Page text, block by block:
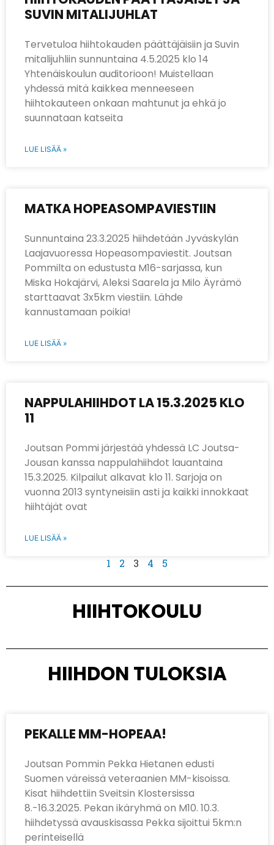
SUVIN MITALIJUHLAT
Tervetuloa hiihtokauden päättäjäisiin ja Suvin
mitalijuhliin sunnuntaina 4.5.2025 klo 14
Yhtenäiskoulun auditorioon! Muistellaan
yhdessä mitä kaikkea menneeseen
hiihtokauteen onkaan mahtunut ja ehkä jo
suunnataan katseita
LUE LISÄÄ »
MATKA HOPEASOMPAVIESTIIN
Sunnuntaina 23.3.2025 hiihdetään Jyväskylän
Laajavuoressa Hopeasompaviestit. Joutsan
Pommilta on edustusta M16-sarjassa, kun
Miska Hokajärvi, Aleksi Saarela ja Milo Äyrämö
starttaavat 3x5km viestiin. Lähde
kannustamaan poikia!
LUE LISÄÄ »
NAPPULAHIIHDOT LA 15.3.2025 KLO
11
Joutsan Pommi järjestää yhdessä LC Joutsa-
Jousan kanssa nappulahiihdot lauantaina
15.3.2025. Kilpailut alkavat klo 11. Sarjoja on
vuonna 2013 syntyneisiin asti ja kaikki innokkaat
hiihtäjät ovat
LUE LISÄÄ »
1 2 3 4 5
HIIHTOKOULU
HIIHDON TULOKSIA
PEKALLE MM-HOPEAA!
Joutsan Pommin Pekka Hietanen edusti
Suomen väreissä veteraanien MM-kisoissa.
Kisat hiihdettiin Sveitsin Klostersissa
8.-16.3.2025. Pekan ikäryhmä on M10. 10.3.
hiihdetyssä avauskisassa Pekka sijoittui 5km:n
perinteisellä